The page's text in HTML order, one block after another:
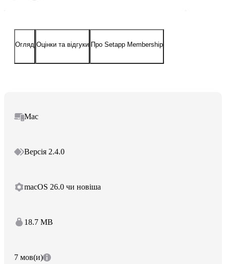
Огляд Оцінки та відгуки Про Setapp Membership
Mac
Версія 2.4.0
macOS 26.0 чи новіша
18.7 MB
7 мов(и)